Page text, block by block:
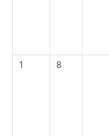
1
8